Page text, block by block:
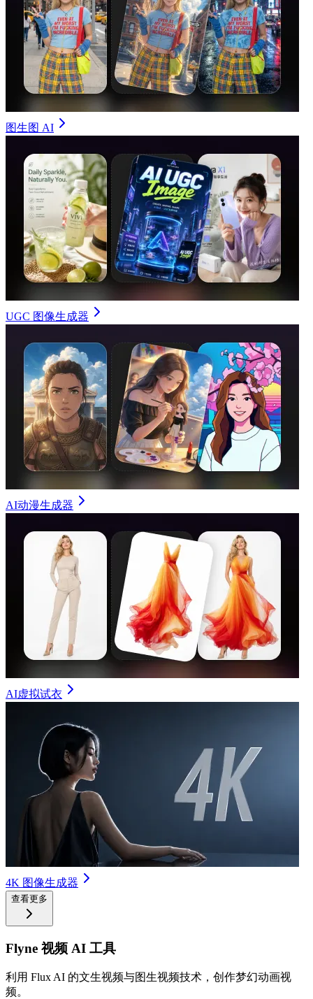
图生图 AI
UGC 图像生成器
AI动漫生成器
AI虚拟试衣
4K 图像生成器
查看更多
Flyne 视频 AI 工具
利用 Flux AI 的文生视频与图生视频技术，创作梦幻动画视
频。